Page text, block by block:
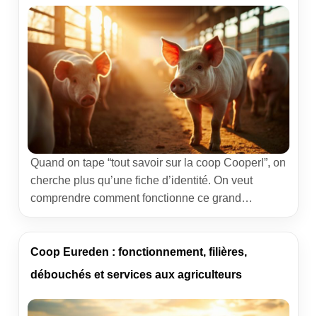
Quand on tape “tout savoir sur la coop Cooperl”, on
cherche plus qu’une fiche d’identité. On veut
comprendre comment fonctionne ce grand
J’y ai passé des heures de terrain, des abattoirs
bretons aux ateliers d’engraissement, pour
Coop Eureden : fonctionnement, filières,
débouchés et services aux agriculteurs